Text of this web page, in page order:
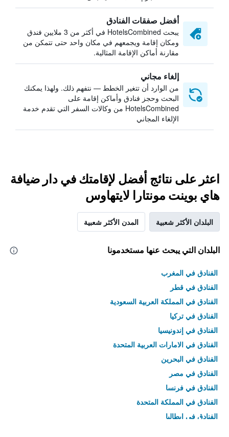
أفضل صفقات الفنادق
يبحث HotelsCombined في أكثر من 3 ملايين فندق
ومكان إقامة ويجمعهم في مكان واحد حتى تتمكن من
مقارنة أماكن الإقامة المثالية.
إلغاء مجاني
من الوارد أن تتغير الخطط — نتفهم ذلك. ولهذا يمكنك
البحث وحجز فنادق وأماكن إقامة على
HotelsCombined من وكالات السفر التي تقدم خدمة
الإلغاء المجاني
اعثر على نتائج أفضل لإقامتك في دار ضيافة
هاي بوينت مونتارا لايتهاوس
البلدان الأكثر شعبية المدن الأكثر شعبية
البلدان التي يبحث عنها مستخدمونا
الفنادق في المغرب
الفنادق في قطر
الفنادق في المملكة العربية السعودية
الفنادق في تركيا
الفنادق في إندونيسيا
الفنادق في الامارات العربية المتحدة
الفنادق في البحرين
الفنادق في مصر
الفنادق في فرنسا
الفنادق في المملكة المتحدة
الفنادق في إيطاليا